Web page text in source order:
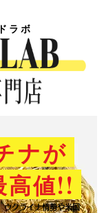
ナが
高値!!
ウクライナ情勢や米国
ラボ